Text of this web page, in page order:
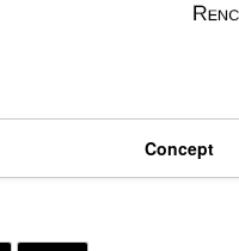
Concept